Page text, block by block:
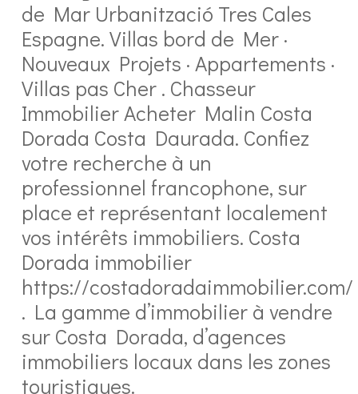
de Mar Urbanització Tres Cales
Espagne. Villas bord de Mer ·
Nouveaux Projets · Appartements ·
Villas pas Cher . Chasseur
Immobilier Acheter Malin Costa
Dorada Costa Daurada. Confiez
votre recherche à un
professionnel francophone, sur
place et représentant localement
vos intérêts immobiliers. Costa
Dorada immobilier
https://costadoradaimmobilier.com/
. La gamme d’immobilier à vendre
sur Costa Dorada, d’agences
immobiliers locaux dans les zones
touristiques.